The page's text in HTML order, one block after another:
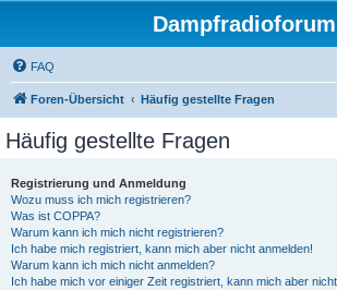
Dampfradioforum
FAQ
Foren-Übersicht Häufig gestellte Fragen
Häufig gestellte Fragen
Registrierung und Anmeldung
Wozu muss ich mich registrieren?
Was ist COPPA?
Warum kann ich mich nicht registrieren?
Ich habe mich registriert, kann mich aber nicht anmelden!
Warum kann ich mich nicht anmelden?
Ich habe mich vor einiger Zeit registriert, kann mich aber